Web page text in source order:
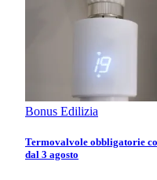
Bonus Edilizia
Termovalvole obbligatorie
dal 3 agosto